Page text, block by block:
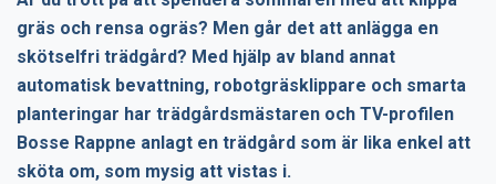
gräs och rensa ogräs? Men går det att anlägga en
skötselfri trädgård? Med hjälp av bland annat
automatisk bevattning, robotgräsklippare och smarta
planteringar har trädgårdsmästaren och TV-profilen
Bosse Rappne anlagt en trädgård som är lika enkel att
sköta om, som mysig att vistas i.